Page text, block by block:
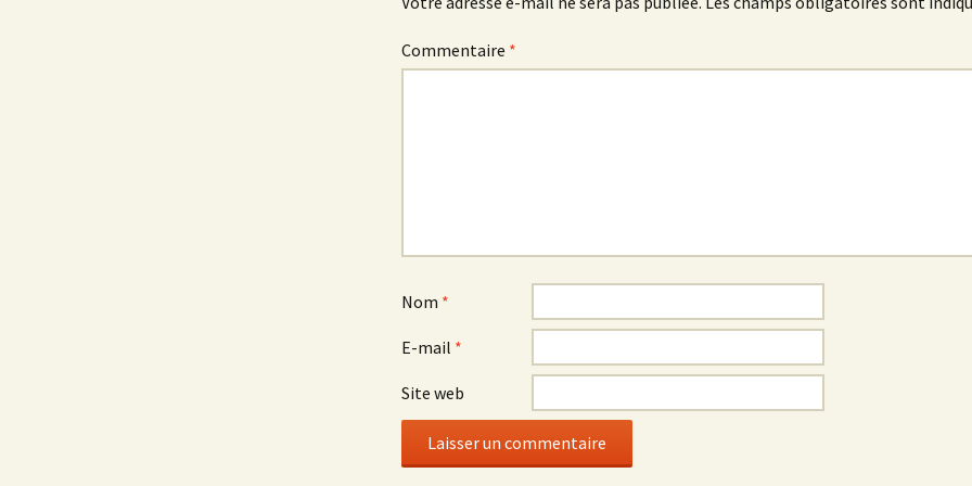
Commentaire *
Nom *
E-mail *
Site web